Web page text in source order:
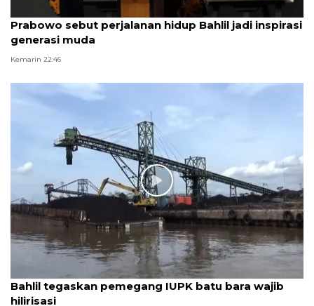
Prabowo sebut perjalanan hidup Bahlil jadi inspirasi
generasi muda
Kemarin 22:46
Bahlil tegaskan pemegang IUPK batu bara wajib
hilirisasi